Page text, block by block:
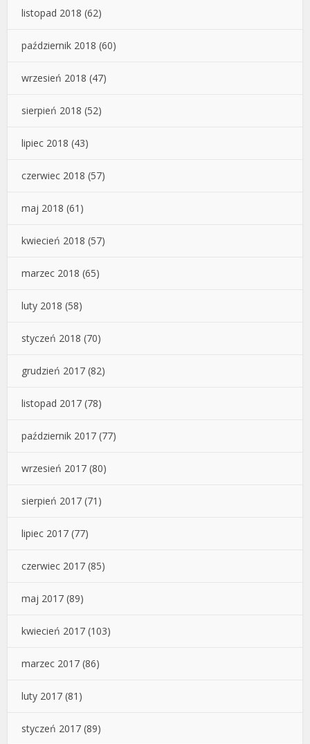
listopad 2018 (62)
październik 2018 (60)
wrzesień 2018 (47)
sierpień 2018 (52)
lipiec 2018 (43)
czerwiec 2018 (57)
maj 2018 (61)
kwiecień 2018 (57)
marzec 2018 (65)
luty 2018 (58)
styczeń 2018 (70)
grudzień 2017 (82)
listopad 2017 (78)
październik 2017 (77)
wrzesień 2017 (80)
sierpień 2017 (71)
lipiec 2017 (77)
czerwiec 2017 (85)
maj 2017 (89)
kwiecień 2017 (103)
marzec 2017 (86)
luty 2017 (81)
styczeń 2017 (89)